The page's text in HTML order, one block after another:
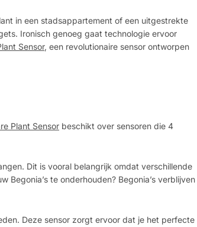
in een stadsappartement of een uitgestrekte
Ironisch genoeg gaat technologie ervoor
Sensor, een revolutionaire sensor ontworpen
Plant Sensor beschikt over sensoren die 4
Dit is vooral belangrijk omdat verschillende
te onderhouden? Begonia’s verblijven
Deze sensor zorgt ervoor dat je het perfecte